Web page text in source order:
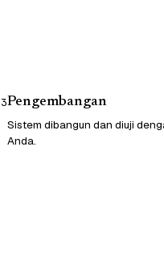
Pengembangan
Sistem dibangun dan diuji
Anda.